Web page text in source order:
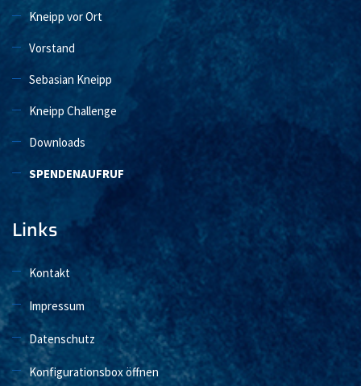
Kneipp vor Ort
Vorstand
Sebasian Kneipp
Kneipp Challenge
Downloads
SPENDENAUFRUF
Links
Kontakt
Impressum
Datenschutz
Konfigurationsbox öffnen